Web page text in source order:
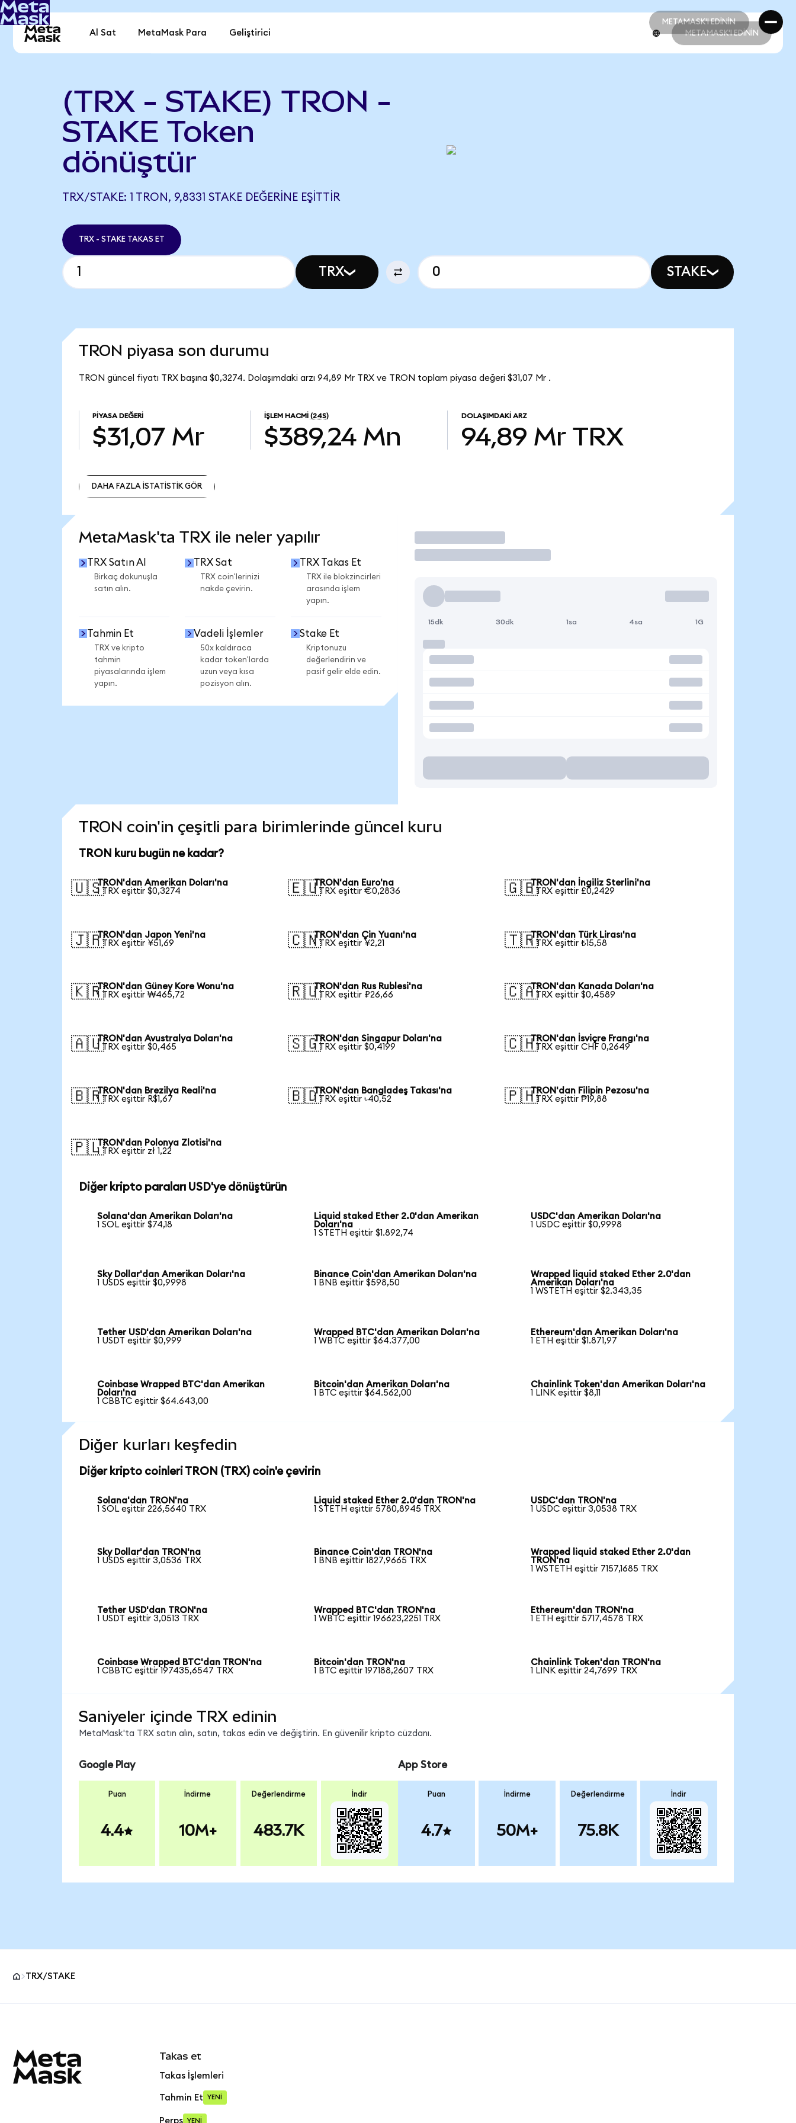
METAMASK'I EDİNİN
METAMASK'I EDİNİN
Al Sat MetaMask Para Geliştirici METAMASK'I EDİNİN
(TRX - STAKE) TRON -
STAKE Token
dönüştür
TRX/STAKE: 1 TRON, 9,8331 STAKE DEĞERINE EŞITTIR
TRX - STAKE TAKAS ET
TRX STAKE
TRON piyasa son durumu
TRON güncel fiyatı TRX başına $0,3274. Dolaşımdaki arzı 94,89 Mr TRX ve TRON toplam piyasa değeri $31,07 Mr .
PIYASA DEĞERI
$31,07 Mr
İŞLEM HACMI (24S)
$389,24 Mn
DOLAŞIMDAKI ARZ
94,89 Mr TRX
DAHA FAZLA İSTATİSTİK GÖR
MetaMask'ta TRX ile neler yapılır
TRX Satın Al
Birkaç dokunuşla
satın alın.
TRX Sat
TRX coin'lerinizi
nakde çevirin.
TRX Takas Et
TRX ile blokzincirleri
arasında işlem
yapın.
Tahmin Et
TRX ve kripto
tahmin
piyasalarında işlem
yapın.
Vadeli İşlemler
50x kaldıraca
kadar token'larda
uzun veya kısa
pozisyon alın.
Stake Et
Kriptonuzu
değerlendirin ve
pasif gelir elde edin.
İşlem Yap
15dk 30dk 1sa 4sa 1G
TRON coin'in çeşitli para birimlerinde güncel kuru
TRON kuru bugün ne kadar?
🇺🇸TRON'dan Amerikan Doları'na
1 TRX eşittir $0,3274
🇪🇺TRON'dan Euro'na
1 TRX eşittir €0,2836
🇬🇧TRON'dan İngiliz Sterlini'na
1 TRX eşittir £0,2429
🇯🇵TRON'dan Japon Yeni'na
1 TRX eşittir ¥51,69
🇨🇳TRON'dan Çin Yuanı'na
1 TRX eşittir ¥2,21
🇹🇷TRON'dan Türk Lirası'na
1 TRX eşittir ₺15,58
🇰🇷TRON'dan Güney Kore Wonu'na
1 TRX eşittir ₩465,72
🇷🇺TRON'dan Rus Rublesi'na
1 TRX eşittir ₽26,66
🇨🇦TRON'dan Kanada Doları'na
1 TRX eşittir $0,4589
🇦🇺TRON'dan Avustralya Doları'na
1 TRX eşittir $0,465
🇸🇬TRON'dan Singapur Doları'na
1 TRX eşittir $0,4199
🇨🇭TRON'dan İsviçre Frangı'na
1 TRX eşittir CHF 0,2649
🇧🇷TRON'dan Brezilya Reali'na
1 TRX eşittir R$1,67
🇧🇩TRON'dan Bangladeş Takası'na
1 TRX eşittir ৳40,52
🇵🇭TRON'dan Filipin Pezosu'na
1 TRX eşittir ₱19,88
🇵🇱TRON'dan Polonya Zlotisi'na
1 TRX eşittir zł 1,22
Diğer kripto paraları USD'ye dönüştürün
Solana'dan Amerikan Doları'na
1 SOL eşittir $74,18
Liquid staked Ether 2.0'dan Amerikan
Doları'na
1 STETH eşittir $1.892,74
USDC'dan Amerikan Doları'na
1 USDC eşittir $0,9998
Sky Dollar'dan Amerikan Doları'na
1 USDS eşittir $0,9998
Binance Coin'dan Amerikan Doları'na
1 BNB eşittir $598,50
Wrapped liquid staked Ether 2.0'dan
Amerikan Doları'na
1 WSTETH eşittir $2.343,35
Tether USD'dan Amerikan Doları'na
1 USDT eşittir $0,999
Wrapped BTC'dan Amerikan Doları'na
1 WBTC eşittir $64.377,00
Ethereum'dan Amerikan Doları'na
1 ETH eşittir $1.871,97
Coinbase Wrapped BTC'dan Amerikan
Doları'na
1 CBBTC eşittir $64.643,00
Bitcoin'dan Amerikan Doları'na
1 BTC eşittir $64.562,00
Chainlink Token'dan Amerikan Doları'na
1 LINK eşittir $8,11
Diğer kurları keşfedin
Diğer kripto coinleri TRON (TRX) coin'e çevirin
Solana'dan TRON'na
1 SOL eşittir 226,5640 TRX
Liquid staked Ether 2.0'dan TRON'na
1 STETH eşittir 5780,8945 TRX
USDC'dan TRON'na
1 USDC eşittir 3,0538 TRX
Sky Dollar'dan TRON'na
1 USDS eşittir 3,0536 TRX
Binance Coin'dan TRON'na
1 BNB eşittir 1827,9665 TRX
Wrapped liquid staked Ether 2.0'dan
TRON'na
1 WSTETH eşittir 7157,1685 TRX
Tether USD'dan TRON'na
1 USDT eşittir 3,0513 TRX
Wrapped BTC'dan TRON'na
1 WBTC eşittir 196623,2251 TRX
Ethereum'dan TRON'na
1 ETH eşittir 5717,4578 TRX
Coinbase Wrapped BTC'dan TRON'na
1 CBBTC eşittir 197435,6547 TRX
Bitcoin'dan TRON'na
1 BTC eşittir 197188,2607 TRX
Chainlink Token'dan TRON'na
1 LINK eşittir 24,7699 TRX
Saniyeler içinde TRX edinin
MetaMask'ta TRX satın alın, satın, takas edin ve değiştirin. En güvenilir kripto cüzdanı.
Google Play
Puan
4.4
İndirme
10M+
Değerlendirme
483.7K
İndir
App Store
Puan
4.7
İndirme
50M+
Değerlendirme
75.8K
İndir
TRX/STAKE
Takas et
Takas İşlemleri
Tahmin Et YENİ
Perps YENİ